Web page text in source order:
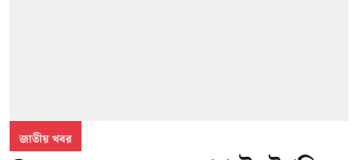
জাতীয় খবর